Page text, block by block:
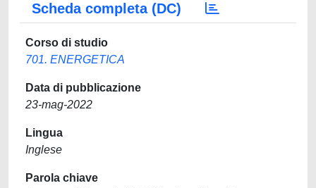
Scheda completa (DC)
Corso di studio
701. ENERGETICA
Data di pubblicazione
23-mag-2022
Lingua
Inglese
Parola chiave